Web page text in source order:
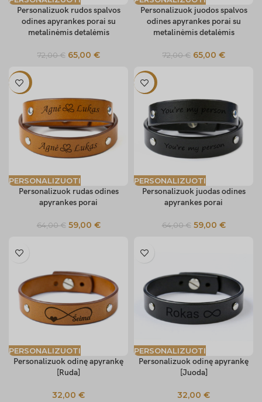
Personalizuok rudos spalvos
odines apyrankes porai su
metalinėmis detalėmis
72,00€ 65,00 €
Personalizuok juodos spalvos
odines apyrankes porai su
metalinėmis detalėmis
72,00€ 65,00 €
-8%
PERSONALIZUOTI
Personalizuok rudas odines
apyrankes porai
64,00€ 59,00 €
-8%
PERSONALIZUOTI
Personalizuok juodas odines
apyrankes porai
64,00€ 59,00 €
PERSONALIZUOTI
Personalizuok odinę apyrankę
[Ruda]
32,00 €
PERSONALIZUOTI
Personalizuok odinę apyrankę
[Juoda]
32,00 €